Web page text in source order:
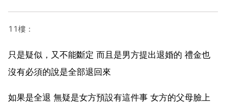
11樓：
只是疑似，又不能斷定 而且是男方提出退婚的 禮金也
沒有必須的說是全部退回來
如果是全退 無疑是女方預設有這件事 女方的父母臉上